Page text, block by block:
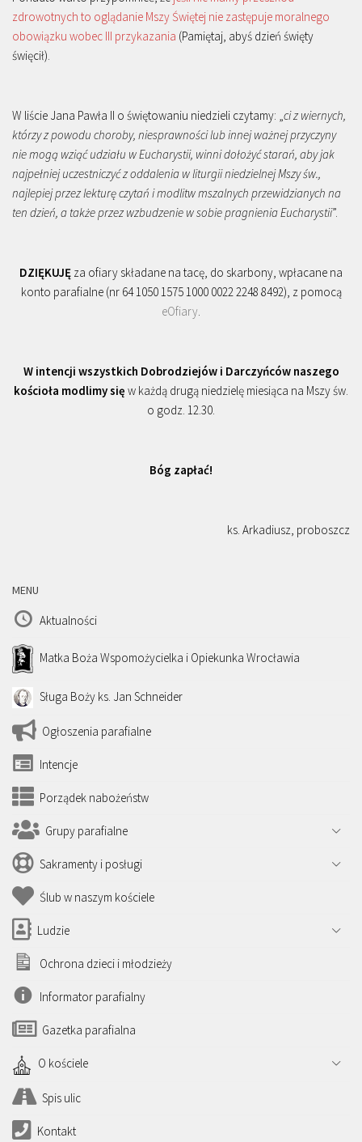
zdrowotnych to oglądanie Mszy Świętej nie zastępuje moralnego
obowiązku wobec III przykazania (Pamiętaj, abyś dzień święty
święcił).
W liście Jana Pawła II o świętowaniu niedzieli czytamy: „ ci z wiernych,
którzy z powodu choroby, niesprawności lub innej ważnej przyczyny
nie mogą wziąć udziału w Eucharystii, winni dołożyć starań, aby jak
najpełniej uczestniczyć z oddalenia w liturgii niedzielnej Mszy św.,
najlepiej przez lekturę czytań i modlitw mszalnych przewidzianych na
ten dzień, a także przez wzbudzenie w sobie pragnienia Eucharystii”.
DZIĘKUJĘ za ofiary składane na tacę, do skarbony, wpłacane na
konto parafialne (nr 64 1050 1575 1000 0022 2248 8492), z pomocą
eOfiary
W intencji wszystkich Dobrodziejów i Darczyńców naszego
kościoła modlimy się w każdą drugą niedzielę miesiąca na Mszy św.
o godz. 12.30.
Bóg zapłać!
ks. Arkadiusz, proboszcz
MENU
Aktualności
Matka Boża Wspomożycielka i Opiekunka Wrocławia
Sługa Boży ks. Jan Schneider
Ogłoszenia parafialne
Intencje
Porządek nabożeństw
Grupy parafialne
Sakramenty i posługi
Ślub w naszym kościele
Ludzie
Ochrona dzieci i młodzieży
Informator parafialny
Gazetka parafialna
O kościele
Spis ulic
Kontakt